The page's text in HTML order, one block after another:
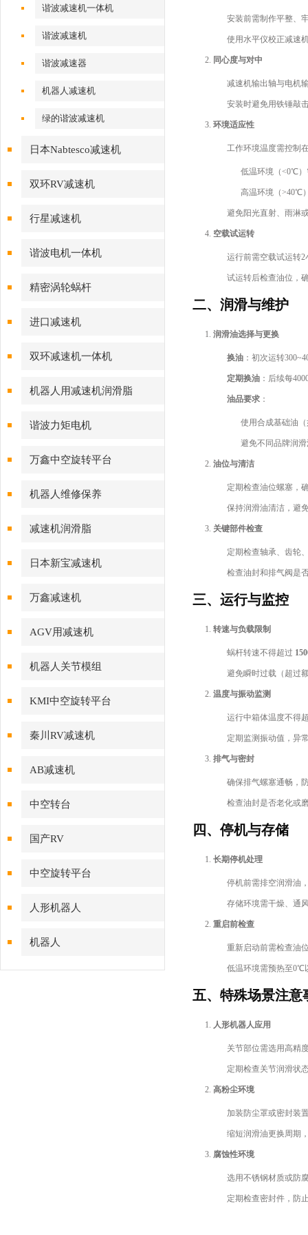
谐波减速机一体机
谐波减速机
谐波减速器
机器人减速机
绿的谐波减速机
日本Nabtesco减速机
双环RV减速机
行星减速机
谐波电机一体机
精密涡轮蜗杆
进口减速机
双环减速机一体机
机器人用减速机润滑脂
谐波力矩电机
万鑫中空旋转平台
机器人维修保养
减速机润滑脂
日本新宝减速机
万鑫减速机
AGV用减速机
机器人关节模组
KMI中空旋转平台
秦川RV减速机
AB减速机
中空转台
国产RV
中空旋转平台
人形机器人
机器人
安装前需制作平整、
使用水平仪校正减速
同心度与对中
减速机输出轴与电机
安装时避免用铁锤敲
环境适应性
工作环境温度需控制
低温环境（<0℃
高温环境（>40℃
避免阳光直射、雨淋
空载试运转
运行前需空载试运转
试运转后检查油位，
二、润滑与维护
润滑油选择与更换
换油 ：初次运转
定期换油 ：后续每
油品要求 ：
使用合成基础油
避免不同品牌润
油位与清洁
定期检查油位螺塞，
保持润滑油清洁，避
关键部件检查
定期检查轴承、齿轮
检查油封和排气阀是
三、运行与监控
转速与负载限制
蜗杆转速不得超过
避免瞬时过载（超过
温度与振动监测
运行中箱体温度不得
定期监测振动值，异
排气与密封
确保排气螺塞通畅，
检查油封是否老化或
四、停机与存储
长期停机处理
停机前需排空润滑油
存储环境需干燥、通
重启前检查
重新启动前需检查油
低温环境需预热至0℃
五、特殊场景注意
人形机器人应用
关节部位需选用高精
定期检查关节润滑状
高粉尘环境
加装防尘罩或密封装
缩短润滑油更换周期
腐蚀性环境
选用不锈钢材质或防
定期检查密封件，防